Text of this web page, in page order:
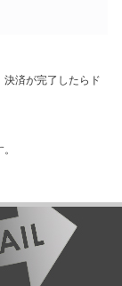
決済が完了したらド